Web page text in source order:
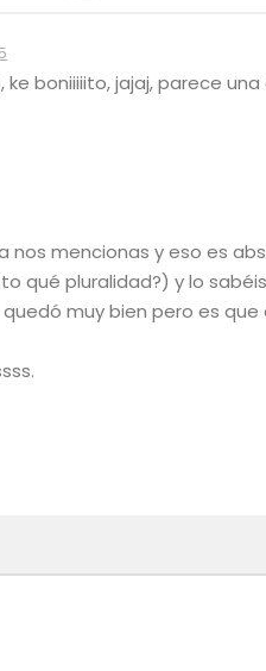
ke boniiiiito, jajaj, parece
nos mencionas y eso es
qué pluralidad?) y lo
muy bien pero es